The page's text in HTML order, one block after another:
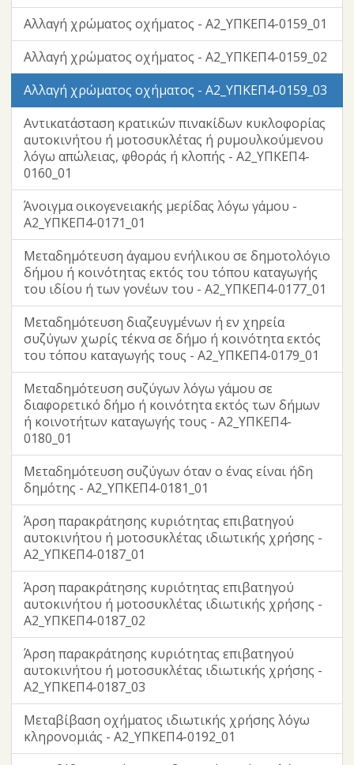
Αλλαγή χρώματος οχήματος - Α2_ΥΠΚΕΠ4-0159_01
Αλλαγή χρώματος οχήματος - Α2_ΥΠΚΕΠ4-0159_02
Αλλαγή χρώματος οχήματος - Α2_ΥΠΚΕΠ4-0159_03
Αντικατάσταση κρατικών πινακίδων κυκλοφορίας
αυτοκινήτου ή μοτοσυκλέτας ή ρυμουλκούμενου
λόγω απώλειας, φθοράς ή κλοπής - Α2_ΥΠΚΕΠ4-
0160_01
Άνοιγμα οικογενειακής μερίδας λόγω γάμου -
Α2_ΥΠΚΕΠ4-0171_01
Μεταδημότευση άγαμου ενήλικου σε δημοτολόγιο
δήμου ή κοινότητας εκτός του τόπου καταγωγής
του ιδίου ή των γονέων του - Α2_ΥΠΚΕΠ4-0177_01
Μεταδημότευση διαζευγμένων ή εν χηρεία
συζύγων χωρίς τέκνα σε δήμο ή κοινότητα εκτός
του τόπου καταγωγής τους - Α2_ΥΠΚΕΠ4-0179_01
Μεταδημότευση συζύγων λόγω γάμου σε
διαφορετικό δήμο ή κοινότητα εκτός των δήμων
ή κοινοτήτων καταγωγής τους - Α2_ΥΠΚΕΠ4-
0180_01
Μεταδημότευση συζύγων όταν ο ένας είναι ήδη
δημότης - Α2_ΥΠΚΕΠ4-0181_01
Άρση παρακράτησης κυριότητας επιβατηγού
αυτοκινήτου ή μοτοσυκλέτας ιδιωτικής χρήσης -
Α2_ΥΠΚΕΠ4-0187_01
Άρση παρακράτησης κυριότητας επιβατηγού
αυτοκινήτου ή μοτοσυκλέτας ιδιωτικής χρήσης -
Α2_ΥΠΚΕΠ4-0187_02
Άρση παρακράτησης κυριότητας επιβατηγού
αυτοκινήτου ή μοτοσυκλέτας ιδιωτικής χρήσης -
Α2_ΥΠΚΕΠ4-0187_03
Μεταβίβαση οχήματος ιδιωτικής χρήσης λόγω
κληρονομιάς - Α2_ΥΠΚΕΠ4-0192_01